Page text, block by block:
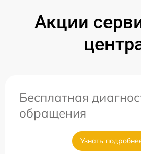
Акции
Бесплатная
обращения
Узнать